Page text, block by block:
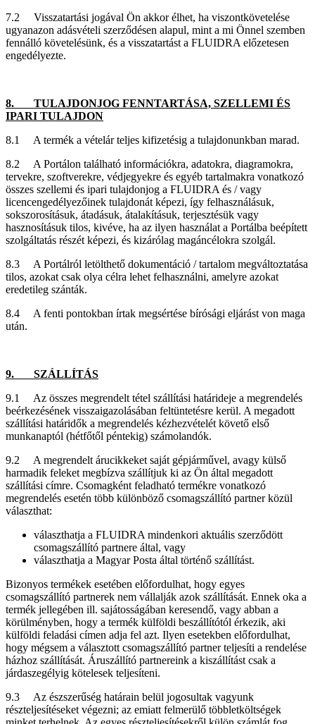
7.2 Visszatartási jogával Ön akkor élhet, ha viszontkövetelése
ugyanazon adásvételi szerződésen alapul, mint a mi Önnel szemben
fennálló követelésünk, és a visszatartást a FLUIDRA előzetesen
engedélyezte.
8. TULAJDONJOG FENNTARTÁSA, SZELLEMI ÉS
IPARI TULAJDON
8.1 A termék a vételár teljes kifizetésig a tulajdonunkban marad.
8.2 A Portálon található információkra, adatokra, diagramokra,
tervekre, szoftverekre, védjegyekre és egyéb tartalmakra vonatkozó
összes szellemi és ipari tulajdonjog a FLUIDRA és / vagy
licencengedélyezőinek tulajdonát képezi, így felhasználásuk,
sokszorosításuk, átadásuk, átalakításuk, terjesztésük vagy
hasznosításuk tilos, kivéve, ha az ilyen használat a Portálba beépített
szolgáltatás részét képezi, és kizárólag magáncélokra szolgál.
8.3 A Portálról letölthető dokumentáció / tartalom megváltoztatása
tilos, azokat csak olya célra lehet felhasználni, amelyre azokat
eredetileg szánták.
8.4 A fenti pontokban írtak megsértése bírósági eljárást von maga
után.
9. SZÁLLÍTÁS
9.1 Az összes megrendelt tétel szállítási határideje a megrendelés
beérkezésének visszaigazolásában feltüntetésre kerül. A megadott
szállítási határidők a megrendelés kézhezvételét követő első
munkanaptól (hétfőtől péntekig) számolandók.
9.2 A megrendelt árucikkeket saját gépjárművel, avagy külső
harmadik feleket megbízva szállítjuk ki az Ön által megadott
szállítási címre. Csomagként feladható termékre vonatkozó
megrendelés esetén több különböző csomagszállító partner közül
választhat:
választhatja a FLUIDRA mindenkori aktuális szerződött
csomagszállító partnere által, vagy
választhatja a Magyar Posta által történő szállítást.
Bizonyos termékek esetében előfordulhat, hogy egyes
csomagszállító partnerek nem vállalják azok szállítását. Ennek oka a
termék jellegében ill. sajátosságában keresendő, vagy abban a
körülményben, hogy a termék külföldi beszállítótól érkezik, aki
külföldi feladási címen adja fel azt. Ilyen esetekben előfordulhat,
hogy mégsem a választott csomagszállító partner teljesíti a rendelése
házhoz szállítását. Áruszállító partnereink a kiszállítást csak a
járdaszegélyig kötelesek teljesíteni.
9.3 Az észszerűség határain belül jogosultak vagyunk
részteljesítéseket végezni; az emiatt felmerülő többletköltségek